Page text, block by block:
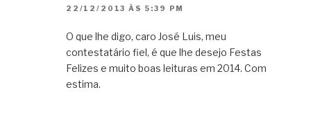
22/12/2013 ÀS 5:39 PM
O que lhe digo, caro José Luis, meu
contestatário fiel, é que lhe desejo Festas
Felizes e muito boas leituras em 2014. Com
estima.